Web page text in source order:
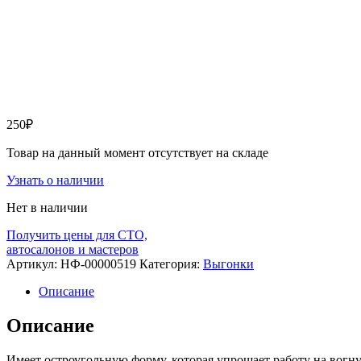
250₽
Товар на данный момент отсутствует на складе
Узнать о наличии
Нет в наличии
Получить цены для СТО,
автосалонов и мастеров
Артикул: НФ-00000519 Категория: Выгонки
Описание
Описание